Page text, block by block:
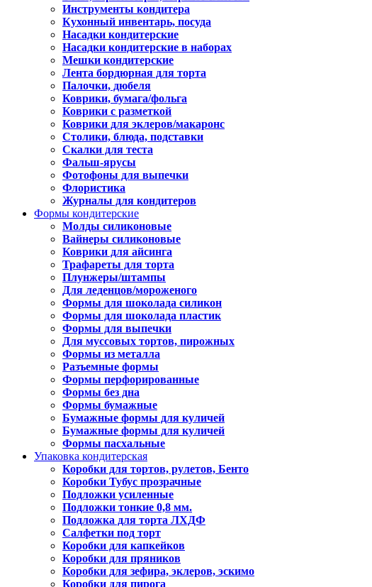
Инструменты кондитера
Кухонный инвентарь, посуда
Насадки кондитерские
Насадки кондитерские в наборах
Мешки кондитерские
Лента бордюрная для торта
Палочки, дюбеля
Коврики, бумага/фольга
Коврики с разметкой
Коврики для эклеров/макаронс
Столики, блюда, подставки
Скалки для теста
Фальш-ярусы
Фотофоны для выпечки
Флористика
Журналы для кондитеров
Формы кондитерские
Молды силиконовые
Вайнеры силиконовые
Коврики для айсинга
Трафареты для торта
Плунжеры/штампы
Для леденцов/мороженого
Формы для шоколада силикон
Формы для шоколада пластик
Формы для выпечки
Для муссовых тортов, пирожных
Формы из металла
Разъемные формы
Формы перфорированные
Формы без дна
Формы бумажные
Бумажные формы для куличей
Бумажные формы для куличей
Формы пасхальные
Упаковка кондитерская
Коробки для тортов, рулетов, Бенто
Коробки Тубус прозрачные
Подложки усиленные
Подложки тонкие 0,8 мм.
Подложка для торта ЛХДФ
Салфетки под торт
Коробки для капкейков
Коробки для пряников
Коробки для зефира, эклеров, эскимо
Коробки для пирога